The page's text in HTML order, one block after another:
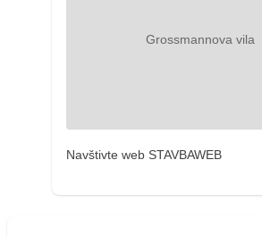
Navštivte web STAVBAWEB